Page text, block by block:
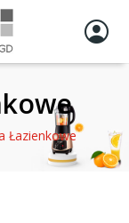
Łazienkowe